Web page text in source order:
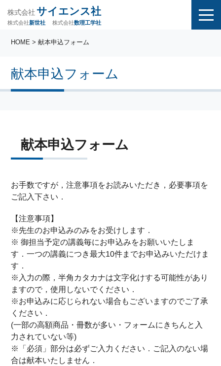
株式会社 サイエンス社
株式会社新世社 株式会社数理工学社
献本申込フォーム
HOME > 献本申込フォーム
献本申込フォーム
お手数ですが，注意事項をお読みいただき，必要事項を
ご記入下さい．
【注意事項】
※先生のお申込みのみをお受けします．
※ 御担当予定の講義毎にお申込みをお願いいたしま
す．一つの講義につき最大10件までお申込みいただけま
す．
※入力の際，半角カタカナは文字化けする可能性があり
ますので，使用しないでください．
※お申込みに応じられない場合もございますのでご了承
ください．
(一部の高額商品・冊数が多い・フォームにきちんと入
力されていない等)
※「必須」部分は必ずご入力ください．ご記入のない場
合は献本いたしません．